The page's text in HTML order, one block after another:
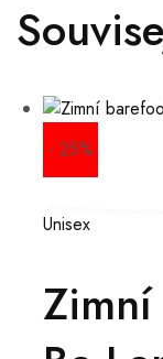
- 25%
Unisex